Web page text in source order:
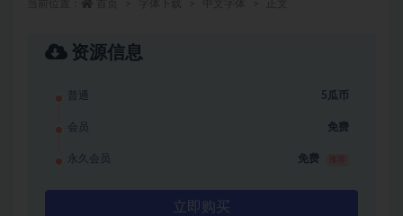
资源信息
普通 5瓜币
会员 免费
永久会员 免费
立即购买